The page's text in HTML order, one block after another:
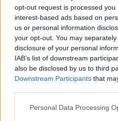
opt-out request is processed you
interest-based ads based on
us or personal information
your opt-out. You may
disclosure of your personal
IAB’s list of downstream
also be disclosed by us to third
Downstream Participants that
Please note that this website/
Personal Data Processing